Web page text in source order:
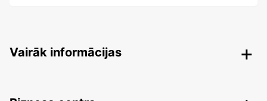
Vairāk informācijas